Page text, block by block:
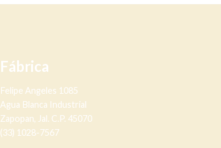
Fábrica
Felipe Angeles 1085
Agua Blanca Industrial
Zapopan, Jal. C.P. 45070
(33) 1028-7567